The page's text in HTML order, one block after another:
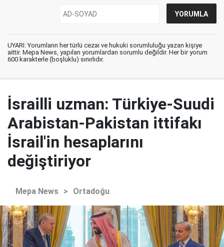
UYARI: Yorumların her türlü cezai ve hukuki sorumluluğu yazan kişiye
aittir. Mepa News, yapılan yorumlardan sorumlu değildir. Her bir yorum
600 karakterle (boşluklu) sınırlıdır.
İsrailli uzman: Türkiye-Suudi
Arabistan-Pakistan ittifakı
İsrail'in hesaplarını
değiştiriyor
Mepa News > Ortadoğu